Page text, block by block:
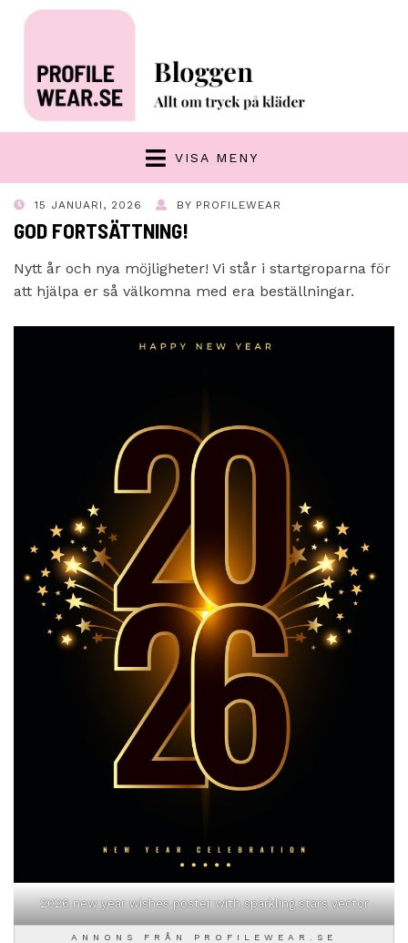
VISA MENY
POSTED
ON
15 JANUARI, 2026 BY PROFILEWEAR
GOD FORTSÄTTNING!
Nytt år och nya möjligheter! Vi står i startgroparna för
att hjälpa er så välkomna med era beställningar.
2026 new year wishes poster with sparkling stars vector
ANNONS FRÅN PROFILEWEAR.SE